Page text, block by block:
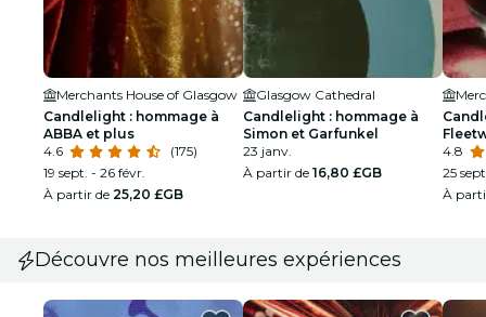
Merchants House of Glasgow
Candlelight : hommage à
ABBA et plus
4.6
(175)
19 sept. - 26 févr.
À partir de 25,20 £GB
Glasgow Cathedral
Candlelight : hommage à
Simon et Garfunkel
23 janv.
À partir de 16,80 £GB
4.8
25
À
Découvre nos meilleures expériences